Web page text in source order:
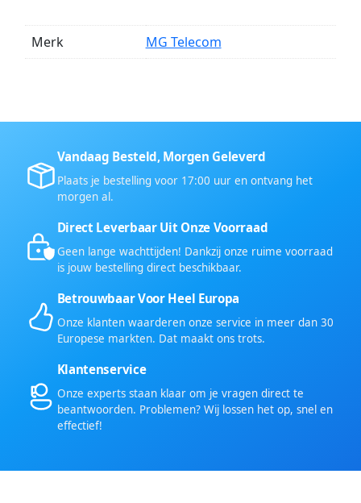
Merk MG Telecom
Vandaag Besteld, Morgen Geleverd
Plaats je bestelling voor 17:00 uur en ontvang het
morgen al.
Direct Leverbaar Uit Onze Voorraad
Geen lange wachttijden! Dankzij onze ruime voorraad
is jouw bestelling direct beschikbaar.
Betrouwbaar Voor Heel Europa
Onze klanten waarderen onze service in meer dan 30
Europese markten. Dat maakt ons trots.
Klantenservice
Onze experts staan klaar om je vragen direct te
beantwoorden. Problemen? Wij lossen het op, snel en
effectief!